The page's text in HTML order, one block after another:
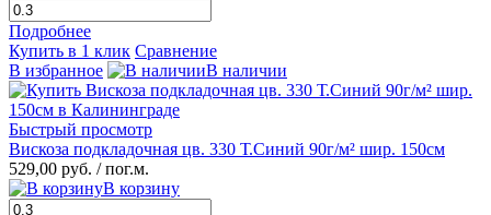
Подробнее
Купить в 1 клик Сравнение
В избранное
В наличии
Быстрый просмотр
Вискоза подкладочная цв. 330 Т.Синий 90г/м² шир. 150см
529,00 руб. / пог.м.
В корзину